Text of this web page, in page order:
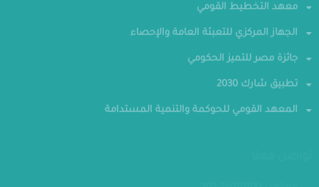
معهد التخطيط القومي
الجهاز المركزي للتعبئة العامة والإحصاء
جائزة مصر للتميز الحكومي
المعهد القومي للحوكمة والتنمية المستدامة